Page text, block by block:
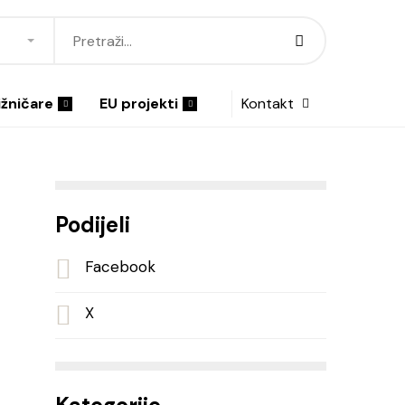
EU projekti Kontakt
Podijeli
Facebook
X